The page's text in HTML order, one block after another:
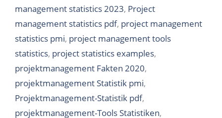
management statistics 2023, Project
management statistics pdf, project management
statistics pmi, project management tools
statistics, project statistics examples,
projektmanagement Fakten 2020,
projektmanagement Statistik pmi,
Projektmanagement-Statistik pdf,
projektmanagement-Tools Statistiken,